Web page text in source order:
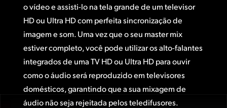
o vídeo e assisti-lo na tela grande de um televisor
HD ou Ultra HD com perfeita sincronização de
imagem e som. Uma vez que o seu master mix
estiver completo, você pode utilizar os alto-falantes
integrados de uma TV HD ou Ultra HD para ouvir
como o áudio será reproduzido em televisores
domésticos, garantindo que a sua mixagem de
áudio não seja rejeitada pelos teledifusores.